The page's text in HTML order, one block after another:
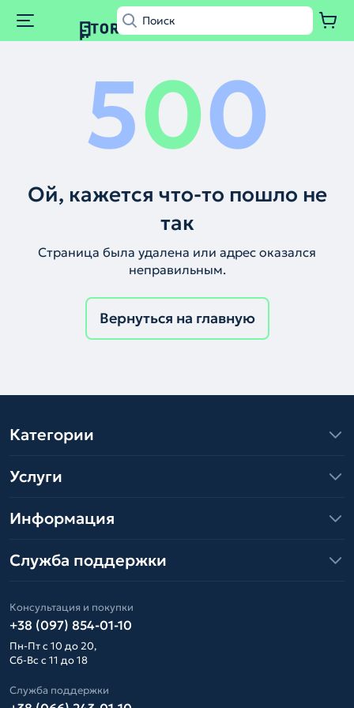
500
Ой, кажется что-то пошло не
так
Страница была удалена или адрес оказался
неправильным.
Вернуться на главную
Категории
Услуги
Информация
Служба поддержки
Консультация и покупки
+38 (097) 854-01-10
Пн-Пт с 10 до 20,
Сб-Вс с 11 до 18
Служба поддержки